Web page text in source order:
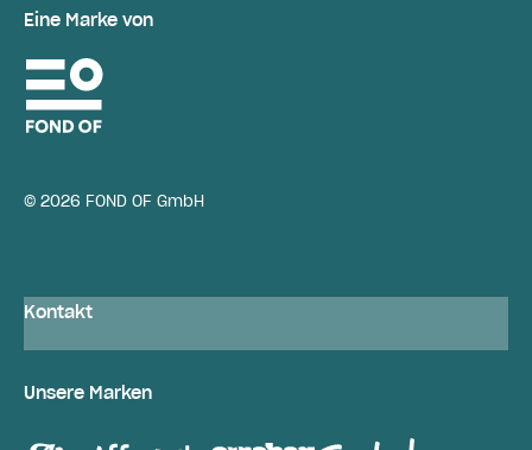
Eine Marke von
© 2026 FOND OF GmbH
Kontakt
Unsere Marken